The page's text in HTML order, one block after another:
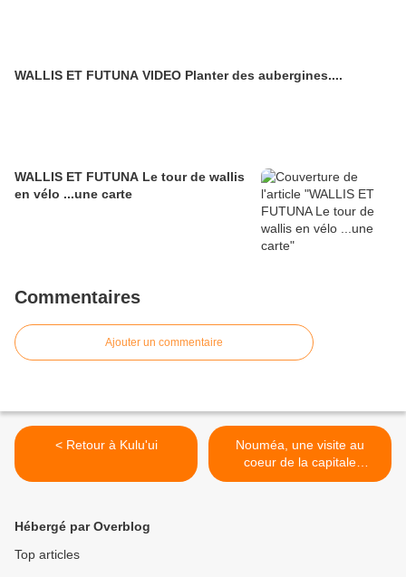
WALLIS ET FUTUNA VIDEO Planter des aubergines....
WALLIS ET FUTUNA Le tour de wallis
en vélo ...une carte
Commentaires
Ajouter un commentaire
< Retour à Kulu'ui
Nouméa, une visite au
coeur de la capitale
calédonienne ( album ) >
Hébergé par Overblog
Top articles